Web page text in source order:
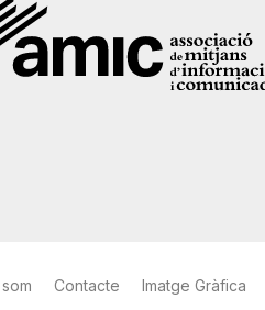
Contacte Imatge Gràfica